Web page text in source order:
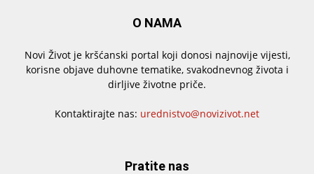
O NAMA
Novi Život je kršćanski portal koji donosi najnovije vijesti,
korisne objave duhovne tematike, svakodnevnog života i
dirljive životne priče.
Kontaktirajte nas: urednistvo@novizivot.net
Pratite nas